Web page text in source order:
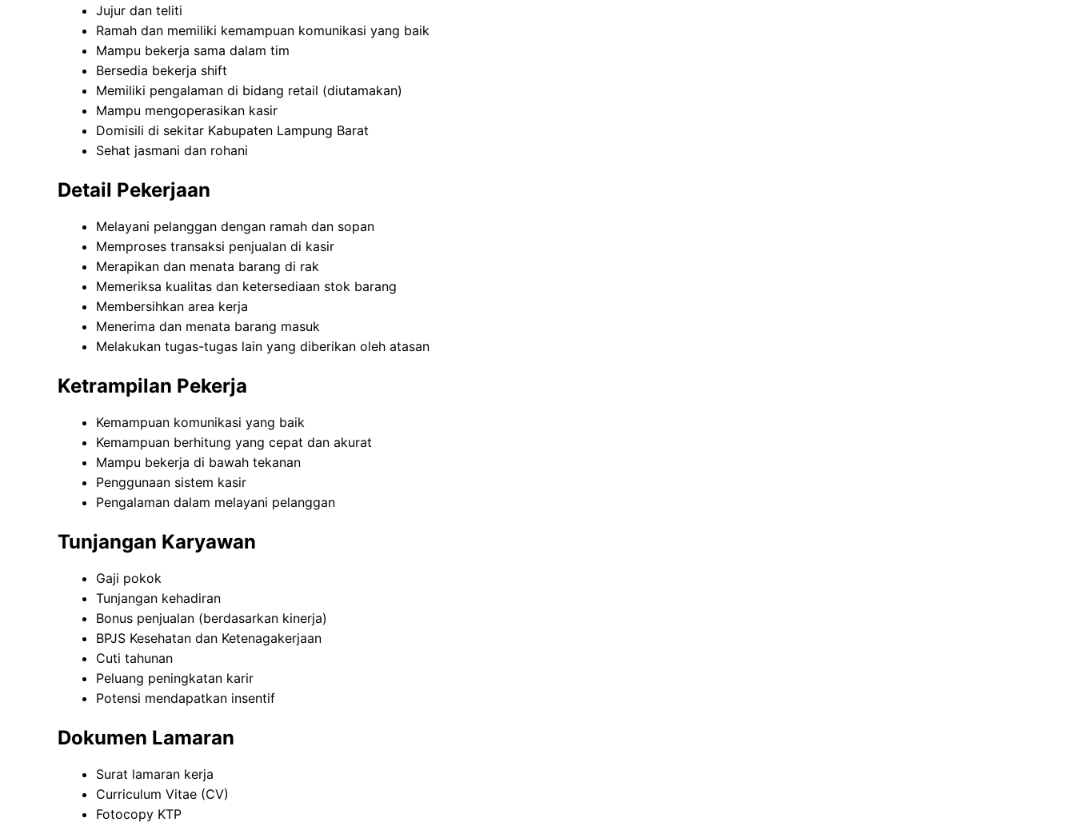
Jujur dan teliti
Ramah dan memiliki kemampuan komunikasi yang baik
Mampu bekerja sama dalam tim
Bersedia bekerja shift
Memiliki pengalaman di bidang retail (diutamakan)
Mampu mengoperasikan kasir
Domisili di sekitar Kabupaten Lampung Barat
Sehat jasmani dan rohani
Detail Pekerjaan
Melayani pelanggan dengan ramah dan sopan
Memproses transaksi penjualan di kasir
Merapikan dan menata barang di rak
Memeriksa kualitas dan ketersediaan stok barang
Membersihkan area kerja
Menerima dan menata barang masuk
Melakukan tugas-tugas lain yang diberikan oleh atasan
Ketrampilan Pekerja
Kemampuan komunikasi yang baik
Kemampuan berhitung yang cepat dan akurat
Mampu bekerja di bawah tekanan
Penggunaan sistem kasir
Pengalaman dalam melayani pelanggan
Tunjangan Karyawan
Gaji pokok
Tunjangan kehadiran
Bonus penjualan (berdasarkan kinerja)
BPJS Kesehatan dan Ketenagakerjaan
Cuti tahunan
Peluang peningkatan karir
Potensi mendapatkan insentif
Dokumen Lamaran
Surat lamaran kerja
Curriculum Vitae (CV)
Fotocopy KTP